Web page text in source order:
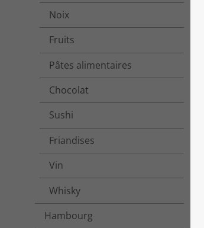
Noix
Fruits
Pâtes alimentaires
Chocolat
Sushi
Friandises
Vin
Whisky
Hambourg